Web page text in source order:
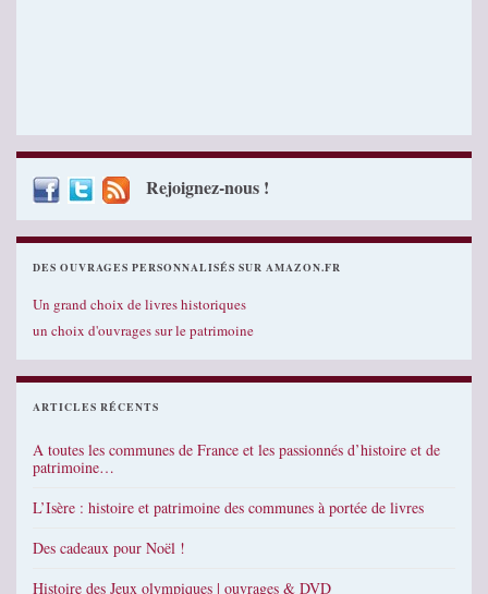
Rejoignez-nous !
DES OUVRAGES PERSONNALISÉS SUR AMAZON.FR
Un grand choix de livres historiques
un choix d'ouvrages sur le patrimoine
ARTICLES RÉCENTS
A toutes les communes de France et les passionnés d’histoire et de
patrimoine…
L’Isère : histoire et patrimoine des communes à portée de livres
Des cadeaux pour Noël !
Histoire des Jeux olympiques | ouvrages & DVD